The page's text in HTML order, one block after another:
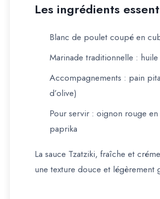
Les ingrédients
Blanc de poulet coupé en
Marinade traditionnelle :
Accompagnements : pain
d’olive)
Pour servir : oignon rouge
paprika
La sauce Tzatziki, fraîche et
une texture douce et